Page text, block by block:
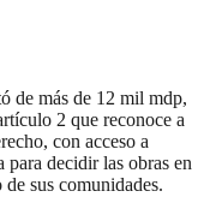
de más de 12 mil mdp,
2 que reconoce a
con acceso a
decidir las obras en
sus comunidades.